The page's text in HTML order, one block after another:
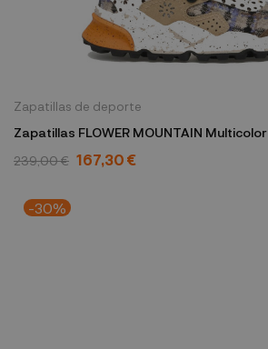
Zapatillas de deporte
Zapatillas FLOWER MOUNTAIN Multicolor
239,00 € 167,30 €
-30%